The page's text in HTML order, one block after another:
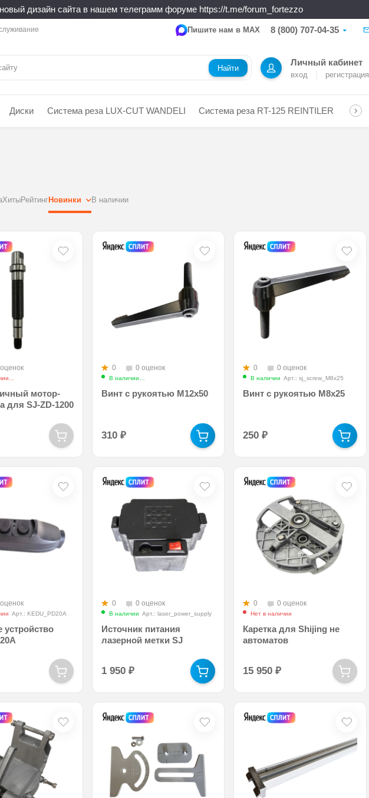
дизайн сайта в нашем телеграмм форуме https://t.me/forum_fortezzo
Пишите нам в MAX 8 (800) 707-04-35
Найти
Личный кабинет
вход регистрация
Диски Система реза LUX-CUT WANDELI Система реза RT-125 REINTILER
ХитыРейтингНовинки В наличии
мотор-
для SJ-ZD-1200
0 0 оценок
В наличии
Винт с рукоятью М12х50
310₽
0 0 оценок
В наличии Арт.: sj_screw_M8x25
Винт с рукоятью М8х25
250₽
Арт.: KEDU_PD20A
устройство
0 0 оценок
В наличии Арт.: laser_power_supply
Источник питания
лазерной метки SJ
1 950₽
0 0 оценок
Нет в наличии
Каретка для Shijing не
автоматов
15 950₽